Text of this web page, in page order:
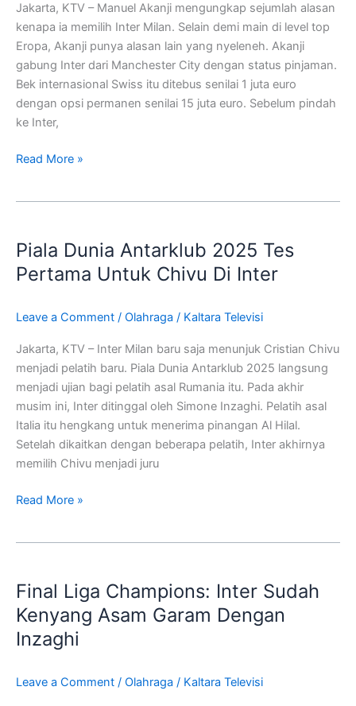
Jakarta, KTV – Manuel Akanji mengungkap sejumlah alasan
kenapa ia memilih Inter Milan. Selain demi main di level top
Eropa, Akanji punya alasan lain yang nyeleneh. Akanji
gabung Inter dari Manchester City dengan status pinjaman.
Bek internasional Swiss itu ditebus senilai 1 juta euro
dengan opsi permanen senilai 15 juta euro. Sebelum pindah
ke Inter,
Read More »
Piala Dunia Antarklub 2025 Tes
Pertama Untuk Chivu Di Inter
Leave a Comment / Olahraga / Kaltara Televisi
Jakarta, KTV – Inter Milan baru saja menunjuk Cristian Chivu
menjadi pelatih baru. Piala Dunia Antarklub 2025 langsung
menjadi ujian bagi pelatih asal Rumania itu. Pada akhir
musim ini, Inter ditinggal oleh Simone Inzaghi. Pelatih asal
Italia itu hengkang untuk menerima pinangan Al Hilal.
Setelah dikaitkan dengan beberapa pelatih, Inter akhirnya
memilih Chivu menjadi juru
Antarklub
2025
Untuk
Chivu
Di
Inter
Read More »
Final Liga Champions: Inter Sudah
Kenyang Asam Garam Dengan
Inzaghi
Leave a Comment / Olahraga / Kaltara Televisi
Champions:
Inter
Sudah
Kenyang
Garam